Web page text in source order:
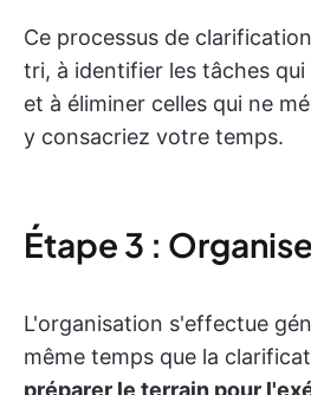
Ce processus de
tri, à identifier les tâches
et à éliminer celles qui ne
y consacriez votre temps.
Étape 3 :
L'organisation s'effectue
même temps que la
préparer le terrain pour